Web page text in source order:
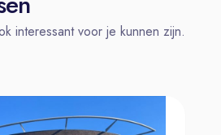
graag verder. Heb je
dus al ervaring
MBO 4-diploma, kom
of VWO en heb je
interessant voor je kunnen zijn.